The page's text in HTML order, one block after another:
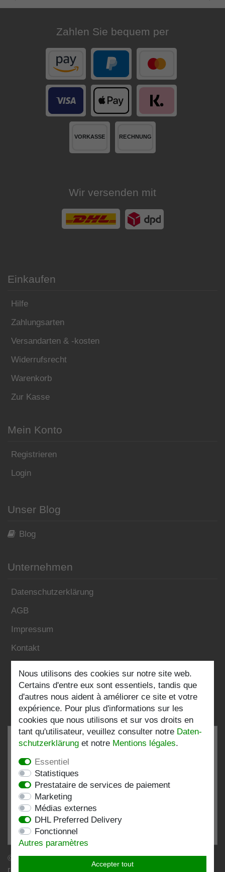
Zahlen Sie bequem per
Wir versenden mit
Einkaufen
Hilfe
Zahlungsarten
Versandarten & -kosten
Widerrufsrecht
Warenkorb
Zur Kasse
Mein Konto
Registrieren
Login
Unser Blog
Blog
Unternehmen
Datenschutzerklärung
AGB
Impressum
Kontakt
Folgen Sie uns:
de 197 Évaluations
chez:shopvote.de, Amazon
Voir le profil d'évaluation sur SHOPVOTE.DE
Informations sur l'authenticité des évaluations des clients
© Copyright 2026 | Stockshop.de GmbH. Tous droits
réservés.
Nous utilisons des cookies sur notre site web.
Certains d'entre eux sont essentiels, tandis que
d'autres nous aident à améliorer ce site et votre
expérience. Pour plus d'informations sur les
cookies que nous utilisons et sur vos droits en
tant qu'utilisateur, veuillez consulter notre Daten­
schutz­erklärung et notre Mentions légales.
Essentiel
Statistiques
Prestataire de services de paiement
Marketing
Médias externes
DHL Preferred Delivery
Fonctionnel
Autres paramètres
Accepter tout